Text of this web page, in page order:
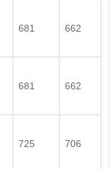
681 662
681 662
725 706